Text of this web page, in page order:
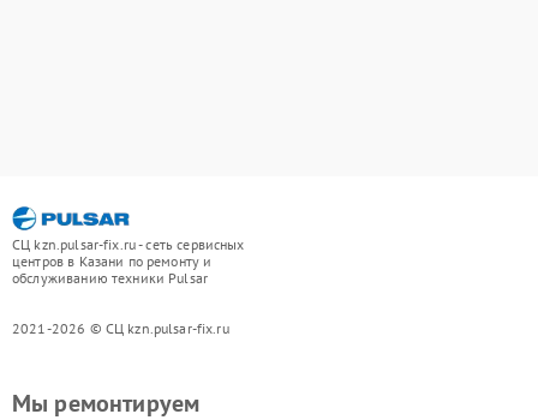
СЦ kzn.pulsar-fix.ru - сеть сервисных
центров в Казани по ремонту и
обслуживанию техники Pulsar
2021-2026 © СЦ kzn.pulsar-fix.ru
Мы ремонтируем